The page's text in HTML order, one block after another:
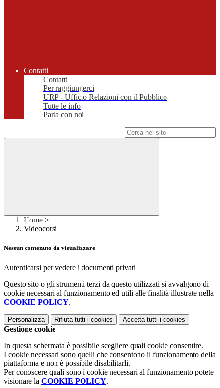
Contatti
Contatti
Per raggiungerci
URP - Ufficio Relazioni con il Pubblico
Tutte le info
Parla con noi
Home >
Videocorsi
Nessun contenuto da visualizzare
Autenticarsi per vedere i documenti privati
Questo sito o gli strumenti terzi da questo utilizzati si avvalgono di
cookie necessari al funzionamento ed utili alle finalità illustrate nella
COOKIE POLICY.
Personalizza Rifiuta tutti i cookies Accetta tutti i cookies
Gestione cookie
In questa schermata è possibile scegliere quali cookie consentire.
I cookie necessari sono quelli che consentono il funzionamento della
piattaforma e non è possibile disabilitarli.
Per conoscere quali sono i cookie necessari al funzionamento potete
visionare la COOKIE POLICY.